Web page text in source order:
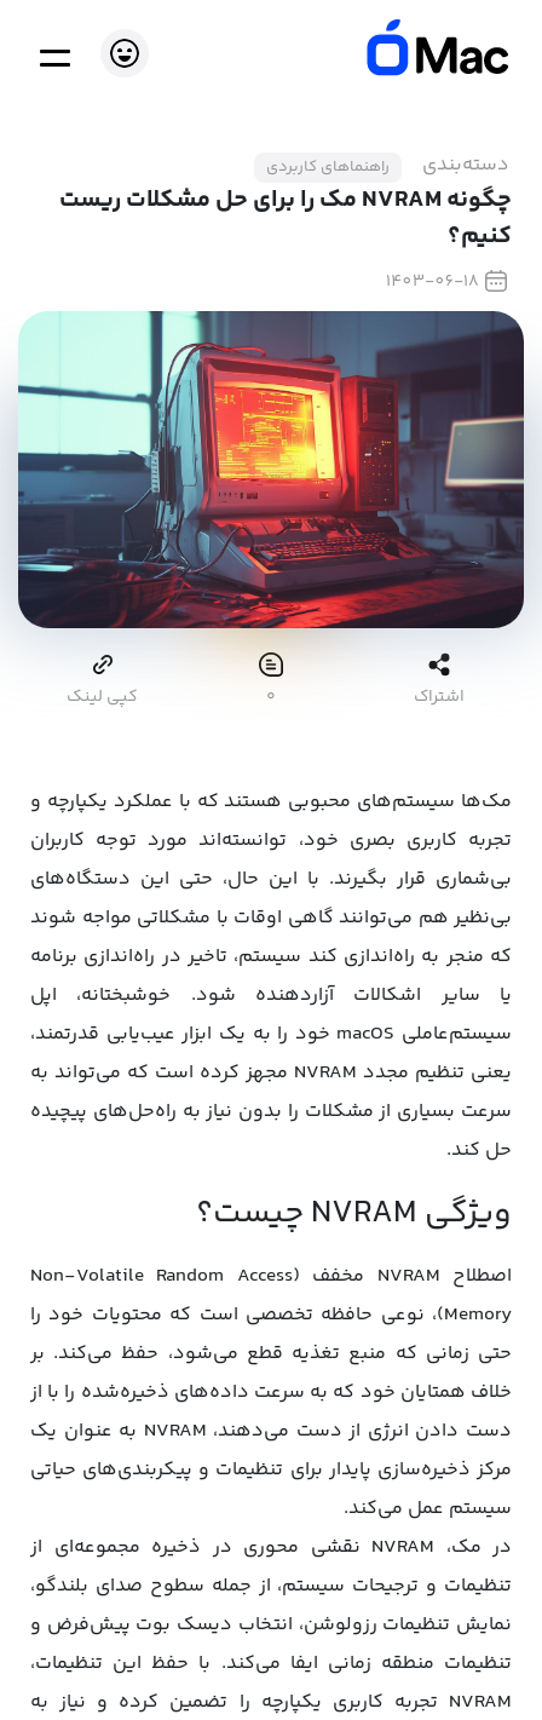
دسته‌بندی راهنماهای کاربردی
چگونه NVRAM مک را برای حل مشکلات ریست
کنیم؟
1403-06-18
اشتراک ۰ کپی لینک
مک‌ها سیستم‌های محبوبی هستند که با عملکرد یکپارچه و
تجربه کاربری بصری خود، توانسته‌اند مورد توجه کاربران
بی‌شماری قرار بگیرند. با این حال، حتی این دستگاه‌های
بی‌نظیر هم می‌توانند گاهی اوقات با مشکلاتی مواجه شوند
که منجر به راه‌اندازی کند سیستم، تاخیر در راه‌اندازی برنامه
یا سایر اشکالات آزاردهنده شود. خوشبختانه، اپل
سیستم‌عاملی macOS خود را به یک ابزار عیب‌یابی قدرتمند،
یعنی تنظیم مجدد NVRAM مجهز کرده است که می‌تواند به
سرعت بسیاری از مشکلات را بدون نیاز به راه‌حل‌های پیچیده
حل کند.
ویژگی NVRAM چیست؟
اصطلاح NVRAM مخفف (Non-Volatile Random Access
Memory)، نوعی حافظه تخصصی است که محتویات خود را
حتی زمانی که منبع تغذیه قطع می‌شود، حفظ می‌کند. بر
خلاف همتایان خود که به سرعت داده‌های ذخیره‌‌شده را با از
دست دادن انرژی از دست می‌دهند، NVRAM به عنوان یک
مرکز ذخیره‌‌سازی پایدار برای تنظیمات و پیکربندی‌های حیاتی
سیستم عمل می‌کند.
در مک، NVRAM نقشی محوری در ذخیره مجموعه‌ای از
تنظیمات و ترجیحات سیستم، از جمله سطوح صدای بلندگو،
نمایش تنظیمات رزولوشن، انتخاب دیسک بوت پیش‌فرض و
تنظیمات منطقه زمانی ایفا می‌کند. با حفظ این تنظیمات،
NVRAM تجربه کاربری یکپارچه را تضمین کرده و نیاز به